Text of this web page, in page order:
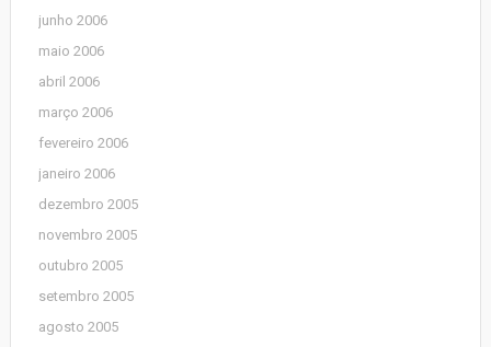
junho 2006
maio 2006
abril 2006
março 2006
fevereiro 2006
janeiro 2006
dezembro 2005
novembro 2005
outubro 2005
setembro 2005
agosto 2005